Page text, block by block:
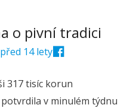
o pivní tradici
před 14 lety
317 tisíc korun
v minulém týdnu